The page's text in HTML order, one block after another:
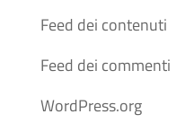
Feed dei contenuti
Feed dei commenti
WordPress.org